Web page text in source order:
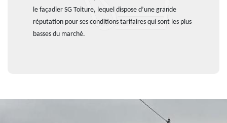
le façadier SG Toiture, lequel dispose d’une grande
réputation pour ses conditions tarifaires qui sont les plus
basses du marché.